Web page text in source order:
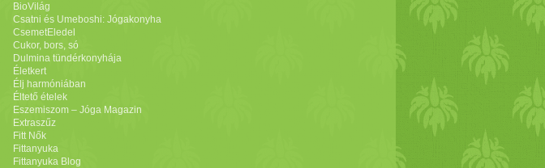
BioVilág
Csatni és Umeboshi: Jógakonyha
CsemetEledel
Cukor, bors, só
Dulmina tündérkonyhája
Életkert
Élj harmóniában
Éltető ételek
Eszemiszom – Jóga Magazin
Extraszűz
Fitt Nők
Fittanyuka
Fittanyuka Blog